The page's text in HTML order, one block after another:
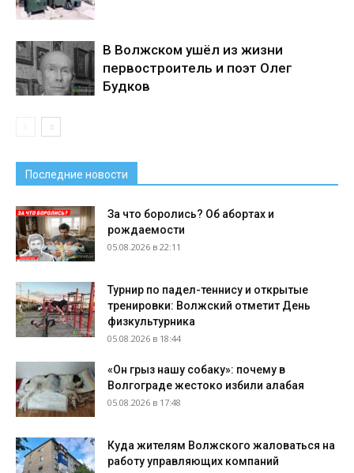
В Волжском ушёл из жизни
первостроитель и поэт Олег
Будков
Последние новости
За что боролись? Об абортах и
рождаемости
05.08.2026 в 22:11
Турнир по падел-теннису и открытые
тренировки: Волжский отметит День
физкультурника
05.08.2026 в 18:44
«Он грыз нашу собаку»: почему в
Волгограде жестоко избили алабая
05.08.2026 в 17:48
Куда жителям Волжского жаловаться на
работу управляющих компаний